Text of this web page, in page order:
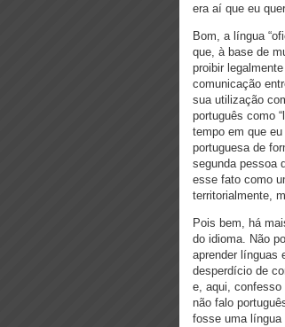
era aí que eu
Bom, a língua
que, à base de
proibir
comunicação
sua utilização
português como
tempo em que
portuguesa de
segunda pessoa
esse fato como
territorialmente,
Pois bem, há
do idioma. Não
aprender línguas
desperdício de
e, aqui, confesso
não falo
fosse uma